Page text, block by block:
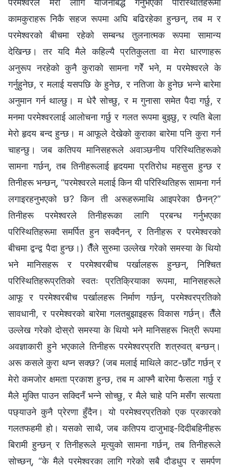
कामकुराहरू निकै सहज रूपमा अघि बढिरहेका हुन्छन्, तब म र
परमेश्‍वरको बीचमा रहेको सम्बन्ध तुलनात्मक रूपमा सामान्य
देखिन्छ। तर यदि मैले कहिल्यै प्रतिकुलता वा मेरा धारणाहरू
अनुरूप नरहेको कुनै कुराको सामना गरेँ भने, म परमेश्‍वरले के
गर्नुहुनेछ, र मलाई यसपछि के हुनेछ, र नतिजा के हुनेछ भन्‍ने बारेमा
अनुमान गर्न थाल्छु। म धेरै सोच्छु, र म गुनासा समेत पैदा गर्छु, र
मनमा परमेश्‍वरलाई आलोचना गर्छु र गलत रूपमा बुझ्छु, र त्यति बेला
मेरो हृदय बन्द हुन्छ। म आफूले देखेको कुराका बारेमा पनि कुरा गर्न
चाहन्छु। जब कतिपय मानिसहरूले अवाञ्छनीय परिस्थितिहरूको
सामना गर्छन्, तब तिनीहरूलाई हृदयमा प्रतिरोध महसुस हुन्छ र
तिनीहरू भन्छन्, “परमेश्‍वरले मलाई किन यी परिस्थितिहरू सामना गर्न
लगाइरहनुभएको छ? किन ती अरूहरूमाथि आइपरेका छैनन्?”
तिनीहरू परमेश्‍वरले तिनीहरूका लागि प्रबन्ध गर्नुभएका
परिस्थितिहरूमा समर्पित हुन सक्दैनन्, र तिनीहरू र परमेश्‍वरको
बीचमा द्वन्द्व पैदा हुन्छ।) तैँले सुरुमा उल्लेख गरेको समस्या के थियो
भने मानिसहरू र परमेश्‍वरबीच पर्खालहरू हुन्छन्, निश्‍चित
परिस्थितिहरूप्रतिको स्वतः प्रतिक्रियाका रूपमा, मानिसहरूले
आफू र परमेश्‍वरबीच पर्खालहरू निर्माण गर्छन्, परमेश्‍वरप्रतिको
सावधानी, र परमेश्‍वरको बारेमा गलतबुझाइहरू विकास गर्छन्। तैँले
उल्लेख गरेको दोस्रो समस्या के थियो भने मानिसहरू भित्री रूपमा
अवज्ञाकारी हुने भएकाले तिनीहरू परमेश्‍वरप्रति शत्रुवत् बन्छन्।
अरू कसले कुरा थप्न सक्छ? (जब मलाई माथिले काट-छाँट गर्छन् र
मेरो कमजोर क्षमता प्रकाश हुन्छ, तब म आफ्नै बारेमा फैसला गर्छु र
मैले मुक्ति पाउन सक्दिनँ भन्‍ने सोच्छु, र मैले चाहे पनि मसँग सत्यता
पछ्याउने कुनै प्रेरणा हुँदैन। यो परमेश्‍वरप्रतिको एक प्रकारको
गलतफहमी हो। यसको साथै, जब कतिपय दाजुभाइ-दिदीबहिनीहरू
बिरामी हुन्छन् र तिनीहरूले मृत्युको सामना गर्छन्, तब तिनीहरूले
सोच्छन्, “के मैले परमेश्‍वरका लागि गरेको सबै दौडधुप र समर्पण